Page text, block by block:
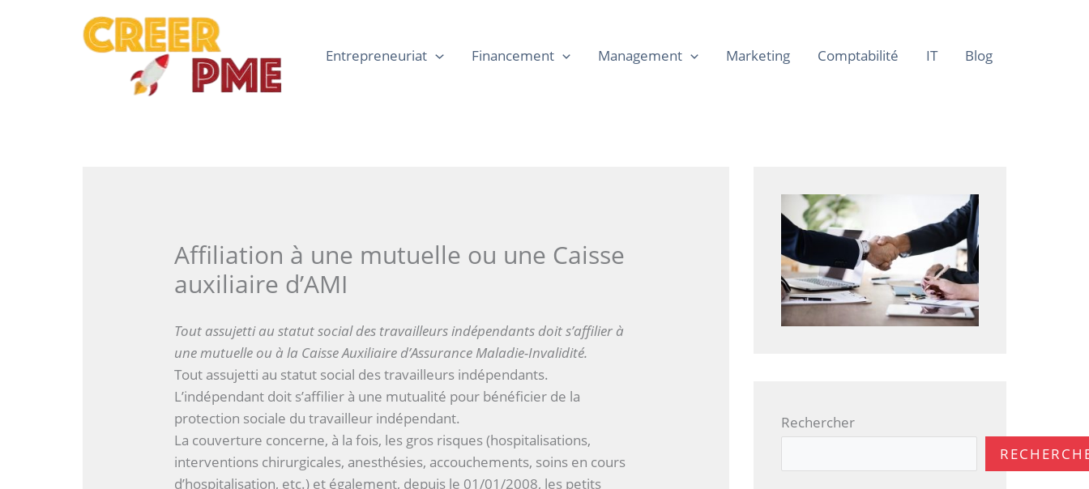
Entrepreneuriat Financement Management Marketing Comptabilité IT Blog
Affiliation à une mutuelle ou une Caisse
auxiliaire d’AMI
Tout assujetti au statut social des travailleurs indépendants doit s’affilier à
une mutuelle ou à la Caisse Auxiliaire d’Assurance Maladie-Invalidité.
Tout assujetti au statut social des travailleurs indépendants.
L’indépendant doit s’affilier à une mutualité pour bénéficier de la
protection sociale du travailleur indépendant.
La couverture concerne, à la fois, les gros risques (hospitalisations,
interventions chirurgicales, anesthésies, accouchements, soins en cours
d’hospitalisation, etc.) et également, depuis le 01/01/2008, les petits
Rechercher